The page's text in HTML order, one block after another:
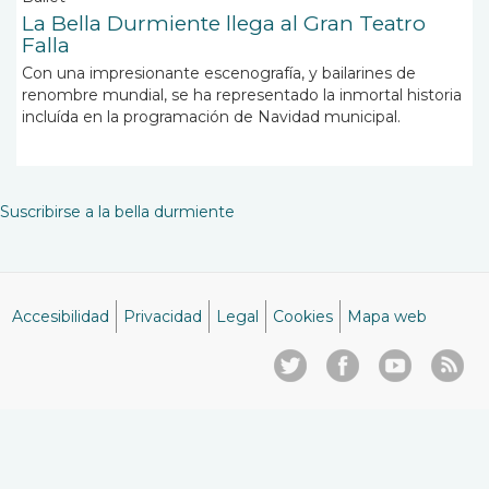
La Bella Durmiente llega al Gran Teatro
Falla
Con una impresionante escenografía, y bailarines de
renombre mundial, se ha representado la inmortal historia
incluída en la programación de Navidad municipal.
Suscribirse a la bella durmiente
Accesibilidad Privacidad Legal Cookies Mapa web